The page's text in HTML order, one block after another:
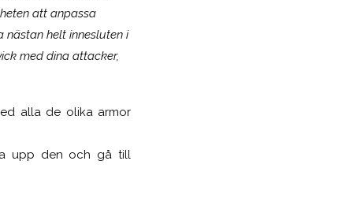
att anpassa
nästan helt innesluten i
med dina attacker,
alla de olika armor
upp den och gå till